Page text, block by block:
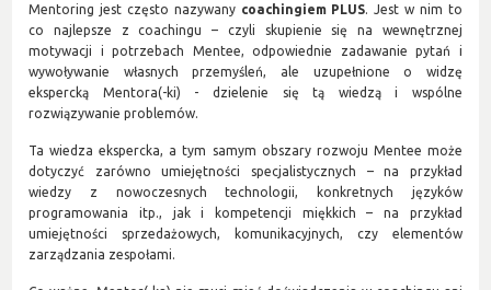
Mentoring jest często nazywany coachingiem PLUS. Jest w nim to
co najlepsze z coachingu – czyli skupienie się na wewnętrznej
motywacji i potrzebach Mentee, odpowiednie zadawanie pytań i
wywoływanie własnych przemyśleń, ale uzupełnione o widzę
ekspercką Mentora(-ki) - dzielenie się tą wiedzą i wspólne
rozwiązywanie problemów.
Ta wiedza ekspercka, a tym samym obszary rozwoju Mentee może
dotyczyć zarówno umiejętności specjalistycznych – na przykład
wiedzy z nowoczesnych technologii, konkretnych języków
programowania itp., jak i kompetencji miękkich – na przykład
umiejętności sprzedażowych, komunikacyjnych, czy elementów
zarządzania zespołami.